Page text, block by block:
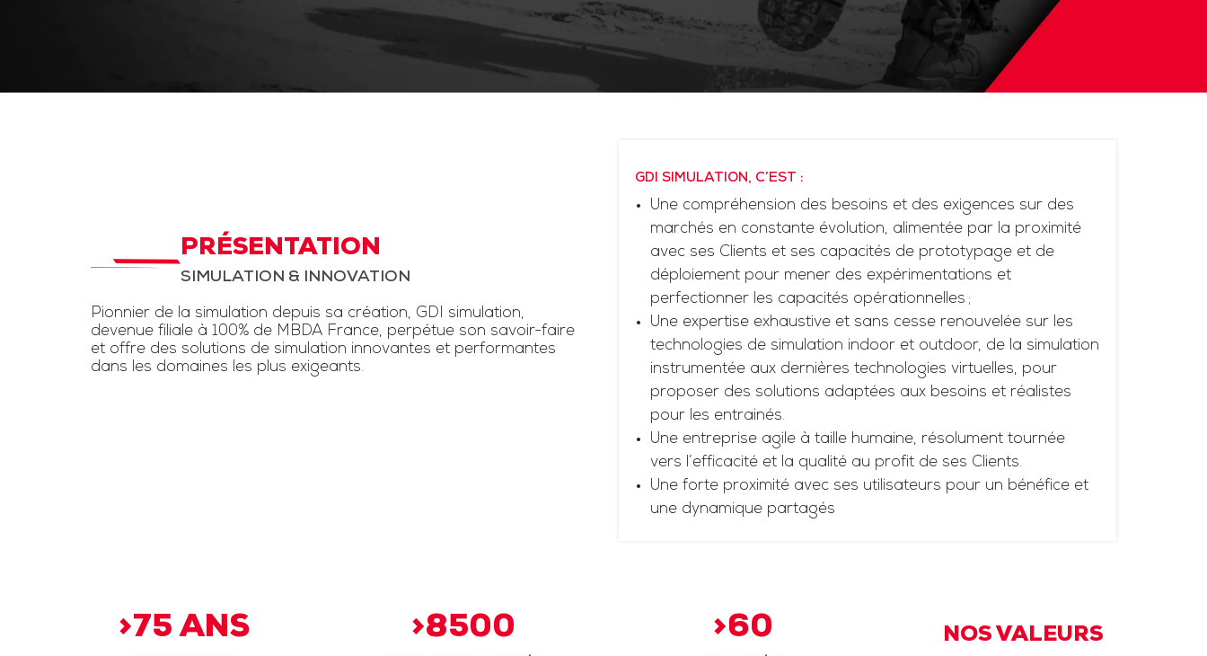
PRÉSENTATION
SIMULATION & INNOVATION
Pionnier de la simulation depuis sa création, GDI simulation,
devenue filiale à 100% de MBDA France, perpétue son savoir-faire
et offre des solutions de simulation innovantes et performantes
dans les domaines les plus exigeants.
GDI SIMULATION, C’EST :
Une compréhension des besoins et des exigences sur des
marchés en constante évolution, alimentée par la proximité
avec ses Clients et ses capacités de prototypage et de
déploiement pour mener des expérimentations et
perfectionner les capacités opérationnelles ;
Une expertise exhaustive et sans cesse renouvelée sur les
technologies de simulation indoor et outdoor, de la simulation
instrumentée aux dernières technologies virtuelles, pour
proposer des solutions adaptées aux besoins et réalistes
pour les entrainés.
Une entreprise agile à taille humaine, résolument tournée
vers l’efficacité et la qualité au profit de ses Clients.
Une forte proximité avec ses utilisateurs pour un bénéfice et
une dynamique partagés
>75 ANS >8500 >60 NOS VALEURS